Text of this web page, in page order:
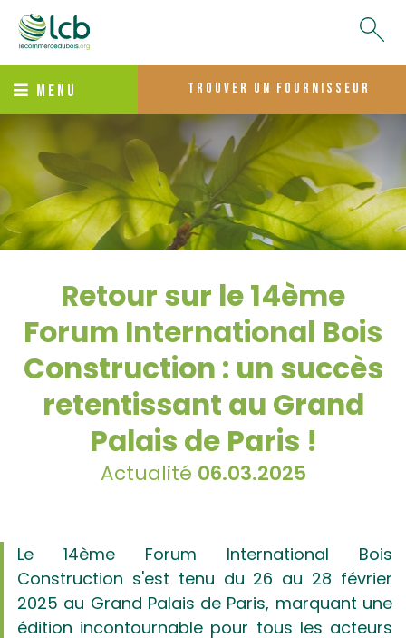
MENU trouver un fournisseur
Retour sur le 14ème
Forum International Bois
Construction : un succès
retentissant au Grand
Palais de Paris !
Actualité 06.03.2025
Le 14ème Forum International Bois
Construction s'est tenu du 26 au 28 février
2025 au Grand Palais de Paris, marquant une
édition incontournable pour tous les acteurs